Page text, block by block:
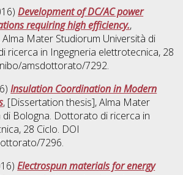
Development of DC/AC power
requiring high efficiency.,
Mater Studiorum Università di
ricerca in Ingegneria elettrotecnica, 28
amsdottorato/7292.
Insulation Coordination in Modern
, [Dissertation thesis], Alma Mater
di Bologna. Dottorato di ricerca in
, 28 Ciclo. DOI
7296.
Electrospun materials for energy